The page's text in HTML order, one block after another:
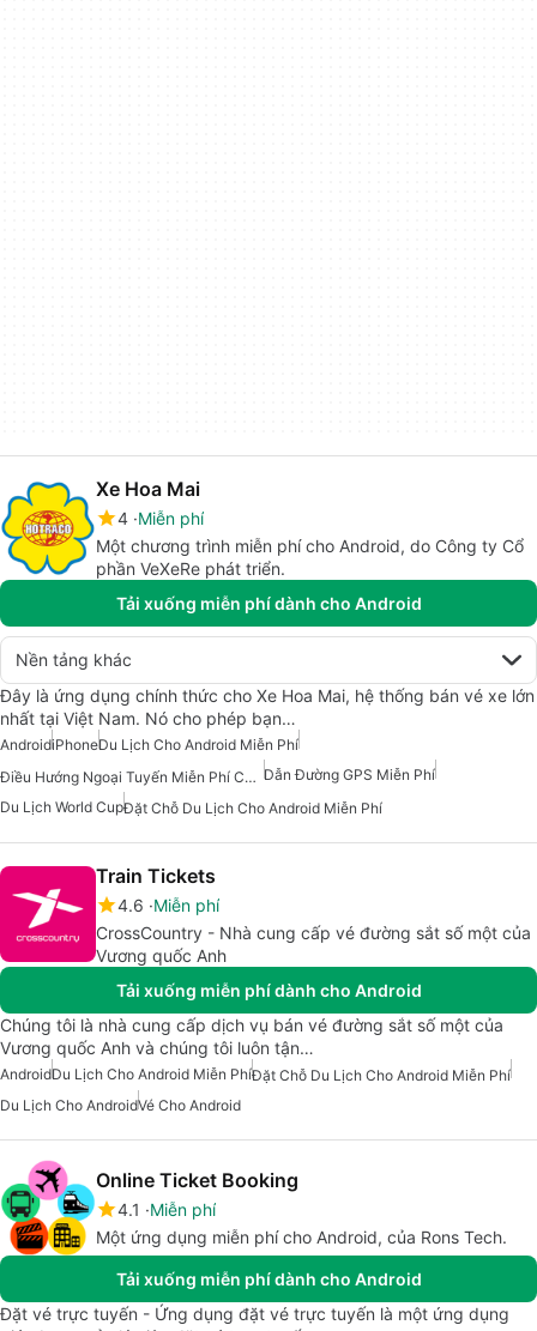
Xe Hoa Mai
4 Miễn phí
Một chương trình miễn phí cho Android, do Công ty Cổ
phần VeXeRe phát triển.
Tải xuống miễn phí dành cho Android
Nền tảng khác
Đây là ứng dụng chính thức cho Xe Hoa Mai, hệ thống bán vé xe lớn
nhất tại Việt Nam. Nó cho phép bạn…
AndroidiPhoneDu Lịch Cho Android Miễn Phí
Điều Hướng Ngoại Tuyến Miễn Phí Cho Android Dẫn Đường GPS Miễn Phí
Du Lịch World CupĐặt Chỗ Du Lịch Cho Android Miễn Phí
Train Tickets
4.6 Miễn phí
CrossCountry - Nhà cung cấp vé đường sắt số một của
Vương quốc Anh
Tải xuống miễn phí dành cho Android
Chúng tôi là nhà cung cấp dịch vụ bán vé đường sắt số một của
Vương quốc Anh và chúng tôi luôn tận…
AndroidDu Lịch Cho Android Miễn PhíĐặt Chỗ Du Lịch Cho Android Miễn Phí
Du Lịch Cho AndroidVé Cho Android
Online Ticket Booking
4.1
Miễn phí
Một ứng dụng miễn phí cho Android, của Rons Tech.
Tải xuống miễn phí dành cho Android
Đặt vé trực tuyến - Ứng dụng đặt vé trực tuyến là một ứng dụng